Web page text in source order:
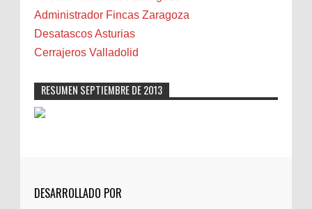
Cáncer
Carmela Sauras
Carnavales
Castellón
Cerrajeros
Cocinas
Administrador Fincas Zaragoza
Desatascos Asturias
Cerrajeros Valladolid
RESUMEN SEPTIEMBRE DE 2013
DESARROLLADO POR